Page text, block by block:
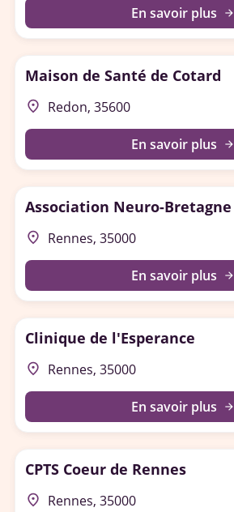
En savoir plus arrow_forward
Maison de Santé de Cotard
place Redon, 35600
En savoir plus arrow_forward
Association Neuro-Bretagne
place Rennes, 35000
En savoir plus arrow_forward
Clinique de l'Esperance
place Rennes, 35000
En savoir plus arrow_forward
CPTS Coeur de Rennes
place Rennes, 35000